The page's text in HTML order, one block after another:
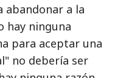
abandonar a la
hay ninguna
para aceptar una
no debería ser